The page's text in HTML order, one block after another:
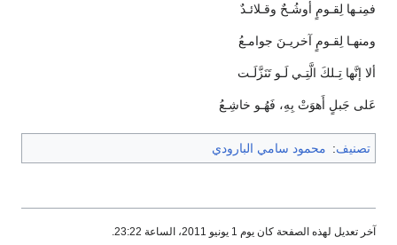
فمِنـها لِقـومٍ أوشُـحٌ وقـلائـدٌ
ومنهـا لِقـومٍ آخريـنَ جوامـعُ
ألا إنَّها تِـلكَ الَّتِـي لَـو تَنَزَّلَـت
عَلى جَبلٍ أَهوَتْ بِهِ، فَهُـو خاشِـعُ
تصنيف: محمود سامي البارودي
آخر تعديل لهذه الصفحة كان يوم 1 يونيو 2011، الساعة 23:22.